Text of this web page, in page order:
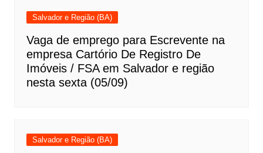
Salvador e Região (BA)
Vaga de emprego para Escrevente na
empresa Cartório De Registro De
Imóveis / FSA em Salvador e região
nesta sexta (05/09)
Salvador e Região (BA)